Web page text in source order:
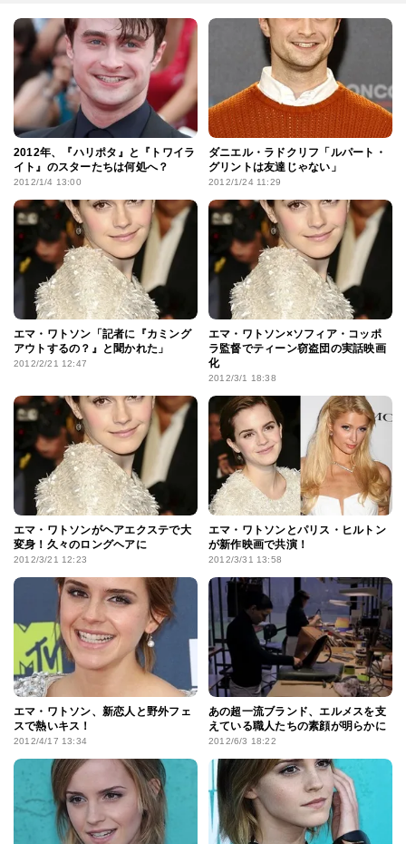
2012年、『ハリポタ』と『トワイラ
イト』のスターたちは何処へ？
2012/1/4 13:00
ダニエル・ラドクリフ「ルパート・
グリントは友達じゃない」
2012/1/24 11:29
エマ・ワトソン「記者に『カミング
アウトするの？』と聞かれた」
2012/2/21 12:47
エマ・ワトソン×ソフィア・コッポ
ラ監督でティーン窃盗団の実話映画
化
2012/3/1 18:38
エマ・ワトソンがヘアエクステで大
変身！久々のロングヘアに
2012/3/21 12:23
エマ・ワトソンとパリス・ヒルトン
が新作映画で共演！
2012/3/31 13:58
エマ・ワトソン、新恋人と野外フェ
スで熱いキス！
2012/4/17 13:34
あの超一流ブランド、エルメスを支
えている職人たちの素顔が明らかに
2012/6/3 18:22